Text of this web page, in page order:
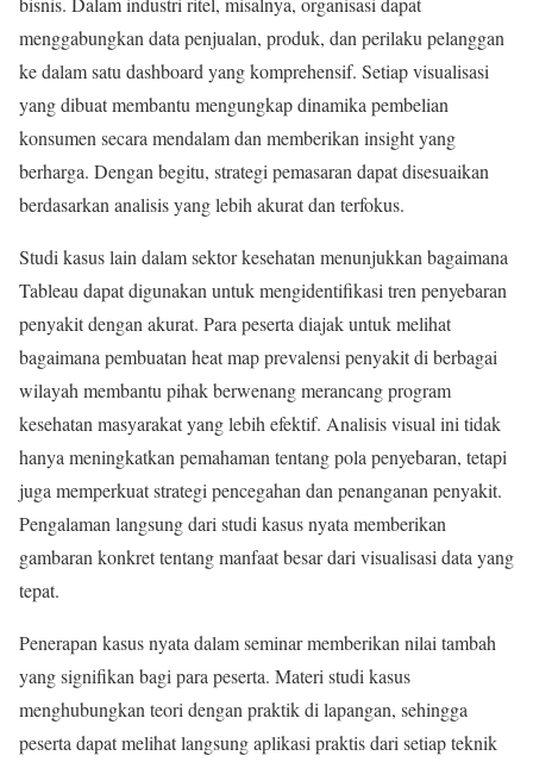
menggabungkan data penjualan, produk, dan perilaku pelanggan
ke dalam satu dashboard yang komprehensif. Setiap visualisasi
yang dibuat membantu mengungkap dinamika pembelian
konsumen secara mendalam dan memberikan insight yang
berharga. Dengan begitu, strategi pemasaran dapat disesuaikan
berdasarkan analisis yang lebih akurat dan terfokus.
Studi kasus lain dalam sektor kesehatan menunjukkan bagaimana
Tableau dapat digunakan untuk mengidentifikasi tren penyebaran
penyakit dengan akurat. Para peserta diajak untuk melihat
bagaimana pembuatan heat map prevalensi penyakit di berbagai
wilayah membantu pihak berwenang merancang program
kesehatan masyarakat yang lebih efektif. Analisis visual ini tidak
hanya meningkatkan pemahaman tentang pola penyebaran, tetapi
juga memperkuat strategi pencegahan dan penanganan penyakit.
Pengalaman langsung dari studi kasus nyata memberikan
gambaran konkret tentang manfaat besar dari visualisasi data yang
tepat.
Penerapan kasus nyata dalam seminar memberikan nilai tambah
yang signifikan bagi para peserta. Materi studi kasus
menghubungkan teori dengan praktik di lapangan, sehingga
peserta dapat melihat langsung aplikasi praktis dari setiap teknik